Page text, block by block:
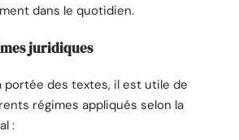
dans le quotidien.
juridiques
portée des textes, il est utile de
régimes appliqués selon la
: